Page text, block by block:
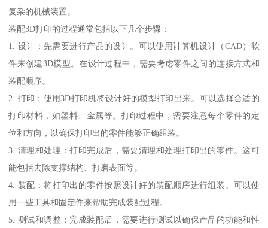
复杂的机械装置。
装配3D打印的过程通常包括以下几个步骤：
1. 设计：先需要进行产品的设计。可以使用计算机设计（CAD）软
件来创建3D模型。在设计过程中，需要考虑零件之间的连接方式和
装配顺序。
2. 打印：使用3D打印机将设计好的模型打印出来。可以选择合适的
打印材料，如塑料、金属等。打印过程中，需要注意每个零件的定
位和方向，以确保打印出的零件能够正确组装。
3. 清理和处理：打印完成后，需要清理和处理打印出的零件。这可
能包括去除支撑结构、打磨表面等。
4. 装配：将打印出的零件按照设计好的装配顺序进行组装。可以使
用一些工具和固定件来帮助完成装配过程。
5. 测试和调整：完成装配后，需要进行测试以确保产品的功能和性